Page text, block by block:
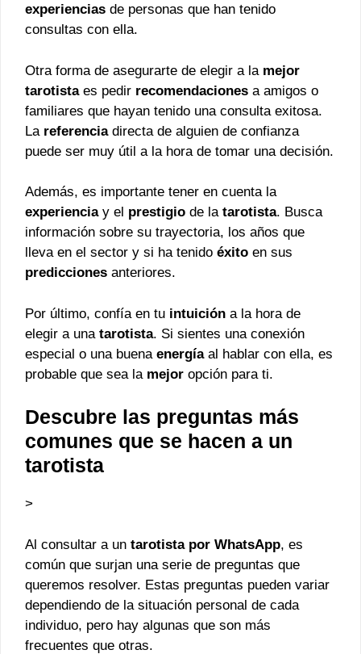
experiencias de personas que han tenido
consultas con ella.
Otra forma de asegurarte de elegir a la mejor
tarotistaes pedir recomendaciones a amigos o
familiares que hayan tenido una consulta exitosa.
La referenciadirecta de alguien de confianza
puede ser muy útil a la hora de tomar una decisión.
Además, es importante tener en cuenta la
experienciay el prestigio de la tarotista. Busca
información sobre su trayectoria, los años que
lleva en el sector y si ha tenido éxito en sus
predicciones anteriores.
Por último, confía en tu intuición a la hora de
elegir a una tarotista. Si sientes una conexión
especial o una buena energíaal hablar con ella, es
probable que sea la mejor opción para ti.
Descubre las preguntas más
comunes que se hacen a un
tarotista
>
Al consultar a un tarotista por WhatsApp, es
común que surjan una serie de preguntas que
queremos resolver. Estas preguntas pueden variar
dependiendo de la situación personal de cada
individuo, pero hay algunas que son más
frecuentes que otras.